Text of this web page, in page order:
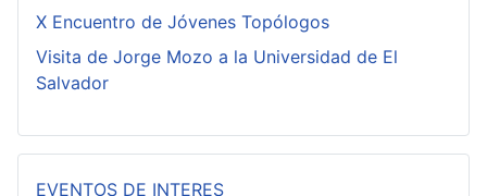
X Encuentro de Jóvenes Topólogos
Visita de Jorge Mozo a la Universidad de El
Salvador
EVENTOS DE INTERES